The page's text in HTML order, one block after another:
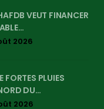
VEUT FINANCER
2026
FORTES PLUIES
DU…
2026